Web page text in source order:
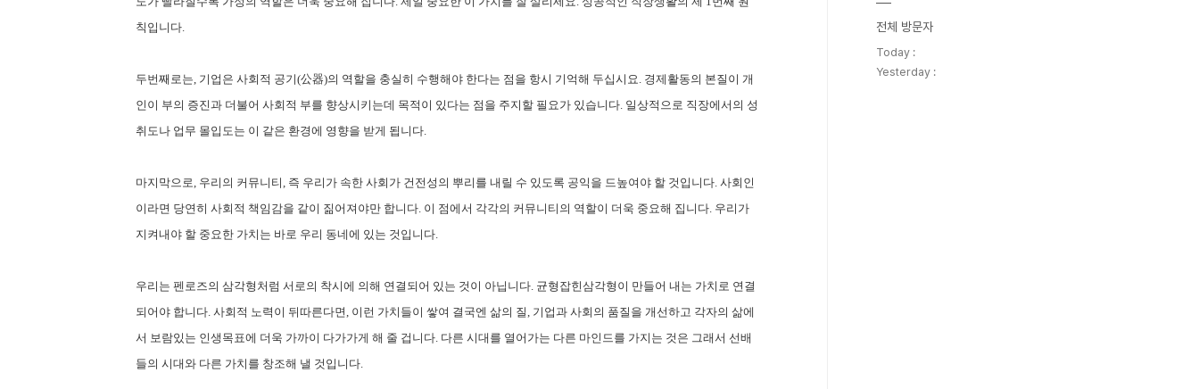
칙입니다.
두번째로는, 기업은 사회적 공기(公器)의 역할을 충실히 수행해야 한다는 점을 항시 기억해 두십시요. 경제활동의 본질이 개
인이 부의 증진과 더불어 사회적 부를 향상시키는데 목적이 있다는 점을 주지할 필요가 있습니다. 일상적으로 직장에서의 성
취도나 업무 몰입도는 이 같은 환경에 영향을 받게 됩니다.
마지막으로, 우리의 커뮤니티, 즉 우리가 속한 사회가 건전성의 뿌리를 내릴 수 있도록 공익을 드높여야 할 것입니다. 사회인
이라면 당연히 사회적 책임감을 같이 짊어져야만 합니다. 이 점에서 각각의 커뮤니티의 역할이 더욱 중요해 집니다. 우리가
지켜내야 할 중요한 가치는 바로 우리 동네에 있는 것입니다.
우리는 펜로즈의 삼각형처럼 서로의 착시에 의해 연결되어 있는 것이 아닙니다. 균형잡힌삼각형이 만들어 내는 가치로 연결
되어야 합니다. 사회적 노력이 뒤따른다면, 이런 가치들이 쌓여 결국엔 삶의 질, 기업과 사회의 품질을 개선하고 각자의 삶에
서 보람있는 인생목표에 더욱 가까이 다가가게 해 줄 겁니다. 다른 시대를 열어가는 다른 마인드를 가지는 것은 그래서 선배
들의 시대와 다른 가치를 창조해 낼 것입니다.
전체 방문자
Today :
Yesterday :